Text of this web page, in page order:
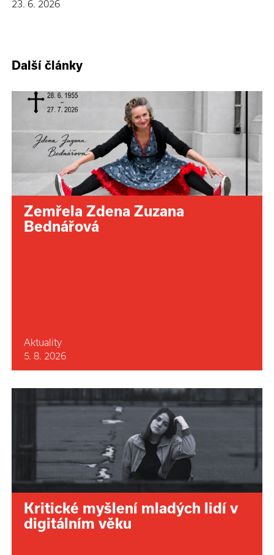
23. 6. 2026
Další články
Zemřela Zdena Zuzana
Bednářová
Aktuality
5. 8. 2026
Kritické myšlení mladých lidí v
digitálním věku